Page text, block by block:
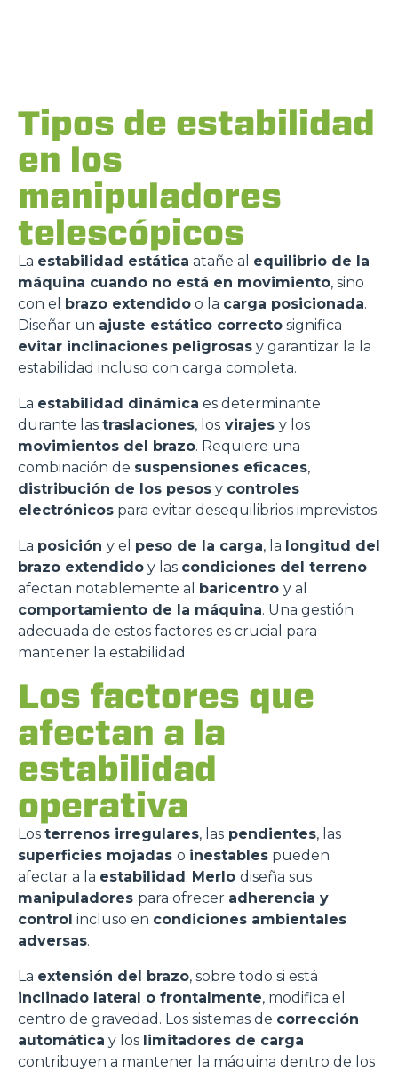
Tipos de estabilidad
en los
manipuladores
telescópicos
La estabilidad estática atañe al equilibrio de la
máquina cuando no está en movimiento, sino
con el brazo extendido o la carga posicionada.
Diseñar un ajuste estático correcto significa
evitar inclinaciones peligrosas y garantizar la la
estabilidad incluso con carga completa.
La estabilidad dinámica es determinante
durante las traslaciones, los virajes y los
movimientos del brazo. Requiere una
combinación de suspensiones eficaces,
distribución de los pesos y controles
electrónicos para evitar desequilibrios imprevistos.
La posición y el peso de la carga, la longitud del
brazo extendido y las condiciones del terreno
afectan notablemente al baricentro y al
comportamiento de la máquina. Una gestión
adecuada de estos factores es crucial para
mantener la estabilidad.
Los factores que
afectan a la
estabilidad
operativa
Los terrenos irregulares, las pendientes, las
superficies mojadas o inestables pueden
afectar a la estabilidad. Merlo diseña sus
manipuladores para ofrecer adherencia y
control incluso en condiciones ambientales
adversas.
La extensión del brazo, sobre todo si está
inclinado lateral o frontalmente, modifica el
centro de gravedad. Los sistemas de corrección
automática y los limitadores de carga
contribuyen a mantener la máquina dentro de los